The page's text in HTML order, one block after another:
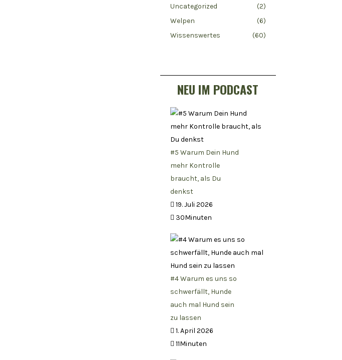
Uncategorized
(2)
Welpen
(6)
Wissenswertes
(60)
NEU IM PODCAST
#5 Warum Dein Hund
mehr Kontrolle
braucht, als Du
denkst
19. Juli 2026
30Minuten
#4 Warum es uns so
schwerfällt, Hunde
auch mal Hund sein
zu lassen
1. April 2026
11Minuten